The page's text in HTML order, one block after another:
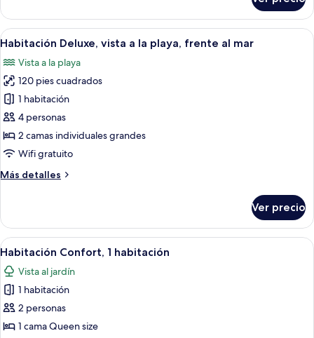
Prestigio,
balcón,
vista
la
playa
Abrir
todas
las
fotos
de
Habitación
Deluxe,
vista
la
al
mar
Una cama con ropa de cama blanca,
29
Habitación Deluxe, vista a la playa, frente al mar
Vista a la playa
120 pies cuadrados
1 habitación
4 personas
2 camas individuales grandes
Wifi gratuito
Más detalles
Más
Deluxe,
vista
a
playa,
frente
al
mar
Ver precio
Abrir
todas
las
fotos
de
Habitación
Un dormitorio con una cama
21
Habitación Confort, 1 habitación
Vista al jardín
1 habitación
2 personas
1 cama Queen size